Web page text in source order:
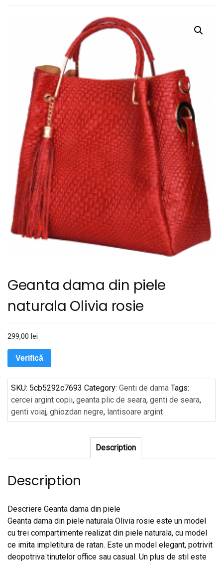
Geanta dama din piele
naturala Olivia rosie
299,00 lei
Verifică
SKU: 5cb5292c7693 Category: Genti de dama Tags:
cercei argint copii, geanta plic de seara, genti de seara,
genti voiaj, ghiozdan negre, lantisoare argint
Description
Description
Descriere Geanta dama din piele
Geanta dama din piele naturala Olivia rosie este un model
cu trei compartimente realizat din piele naturala, cu model
ce imita impletitura de ratan. Este un model elegant, potrivit
deopotriva tinutelor office sau casual. Un plus de stil este